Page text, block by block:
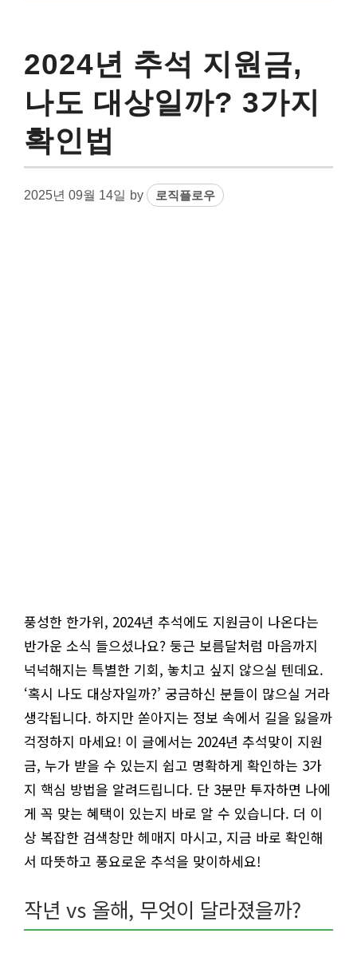
2024년 추석 지원금,
나도 대상일까? 3가지
확인법
2025년 09월 14일 by 로직플로우
풍성한 한가위, 2024년 추석에도 지원금이 나온다는
반가운 소식 들으셨나요? 둥근 보름달처럼 마음까지
넉넉해지는 특별한 기회, 놓치고 싶지 않으실 텐데요.
‘혹시 나도 대상자일까?’ 궁금하신 분들이 많으실 거라
생각됩니다. 하지만 쏟아지는 정보 속에서 길을 잃을까
걱정하지 마세요! 이 글에서는 2024년 추석맞이 지원
금, 누가 받을 수 있는지 쉽고 명확하게 확인하는 3가
지 핵심 방법을 알려드립니다. 단 3분만 투자하면 나에
게 꼭 맞는 혜택이 있는지 바로 알 수 있습니다. 더 이
상 복잡한 검색창만 헤매지 마시고, 지금 바로 확인해
서 따뜻하고 풍요로운 추석을 맞이하세요!
작년 vs 올해, 무엇이 달라졌을까?